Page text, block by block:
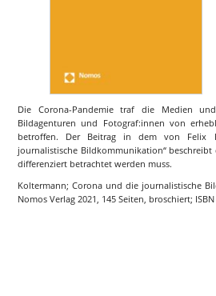
Die Corona-Pandemie traf die Medien
Bildagenturen und Fotograf:innen von
betroffen. Der Beitrag in dem von Felix
journalistische Bildkommunikation“
differenziert betrachtet werden muss.
Koltermann; Corona und die journalistische
Nomos Verlag 2021, 145 Seiten, broschiert;